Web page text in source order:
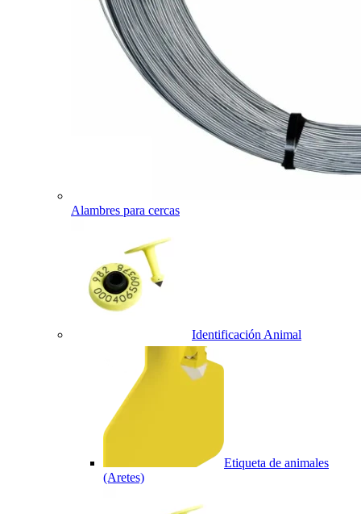
Alambres para cercas
Identificación Animal
Etiqueta de animales
(Aretes)